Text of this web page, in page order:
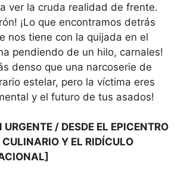
ver la cruda realidad de frente.
¡Lo que encontramos detrás
nos tiene con la quijada en el
pendiendo de un hilo, carnales!
denso que una narcoserie de
estelar, pero la víctima eres
y el futuro de tus asados!
URGENTE / DESDE EL EPICENTRO
Y EL RIDÍCULO